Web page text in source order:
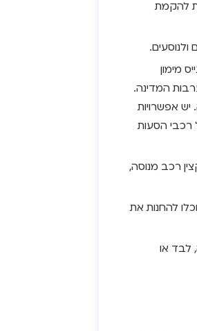
להקמת
מימון
המדינה.
יש אפשרויות
רכבי הסעות
רכב מנוסה,
להחנות את
לבד או